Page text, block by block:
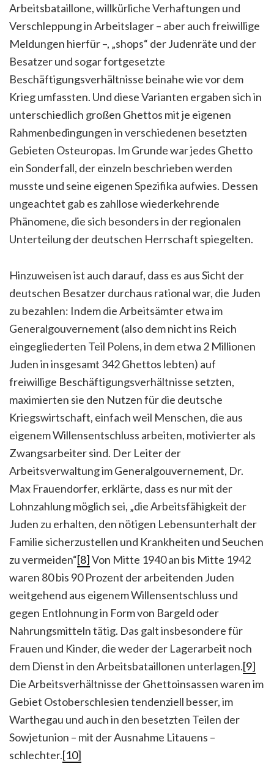
Arbeitsbataillone, willkürliche Verhaftungen und
Verschleppung in Arbeitslager – aber auch freiwillige
Meldungen hierfür –, „shops“ der Judenräte und der
Besatzer und sogar fortgesetzte
Beschäftigungsverhältnisse beinahe wie vor dem
Krieg umfassten. Und diese Varianten ergaben sich in
unterschiedlich großen Ghettos mit je eigenen
Rahmenbedingungen in verschiedenen besetzten
Gebieten Osteuropas. Im Grunde war jedes Ghetto
ein Sonderfall, der einzeln beschrieben werden
musste und seine eigenen Spezifika aufwies. Dessen
ungeachtet gab es zahllose wiederkehrende
Phänomene, die sich besonders in der regionalen
Unterteilung der deutschen Herrschaft spiegelten.
Hinzuweisen ist auch darauf, dass es aus Sicht der
deutschen Besatzer durchaus rational war, die Juden
zu bezahlen: Indem die Arbeitsämter etwa im
Generalgouvernement (also dem nicht ins Reich
eingegliederten Teil Polens, in dem etwa 2 Millionen
Juden in insgesamt 342 Ghettos lebten) auf
freiwillige Beschäftigungsverhältnisse setzten,
maximierten sie den Nutzen für die deutsche
Kriegswirtschaft, einfach weil Menschen, die aus
eigenem Willensentschluss arbeiten, motivierter als
Zwangsarbeiter sind. Der Leiter der
Arbeitsverwaltung im Generalgouvernement, Dr.
Max Frauendorfer, erklärte, dass es nur mit der
Lohnzahlung möglich sei, „die Arbeitsfähigkeit der
Juden zu erhalten, den nötigen Lebensunterhalt der
Familie sicherzustellen und Krankheiten und Seuchen
zu vermeiden“[8]Von Mitte 1940 an bis Mitte 1942
waren 80 bis 90 Prozent der arbeitenden Juden
weitgehend aus eigenem Willensentschluss und
gegen Entlohnung in Form von Bargeld oder
Nahrungsmitteln tätig. Das galt insbesondere für
Frauen und Kinder, die weder der Lagerarbeit noch
dem Dienst in den Arbeitsbataillonen unterlagen.[9]
Die Arbeitsverhältnisse der Ghettoinsassen waren im
Gebiet Ostoberschlesien tendenziell besser, im
Warthegau und auch in den besetzten Teilen der
Sowjetunion – mit der Ausnahme Litauens –
schlechter.[10]